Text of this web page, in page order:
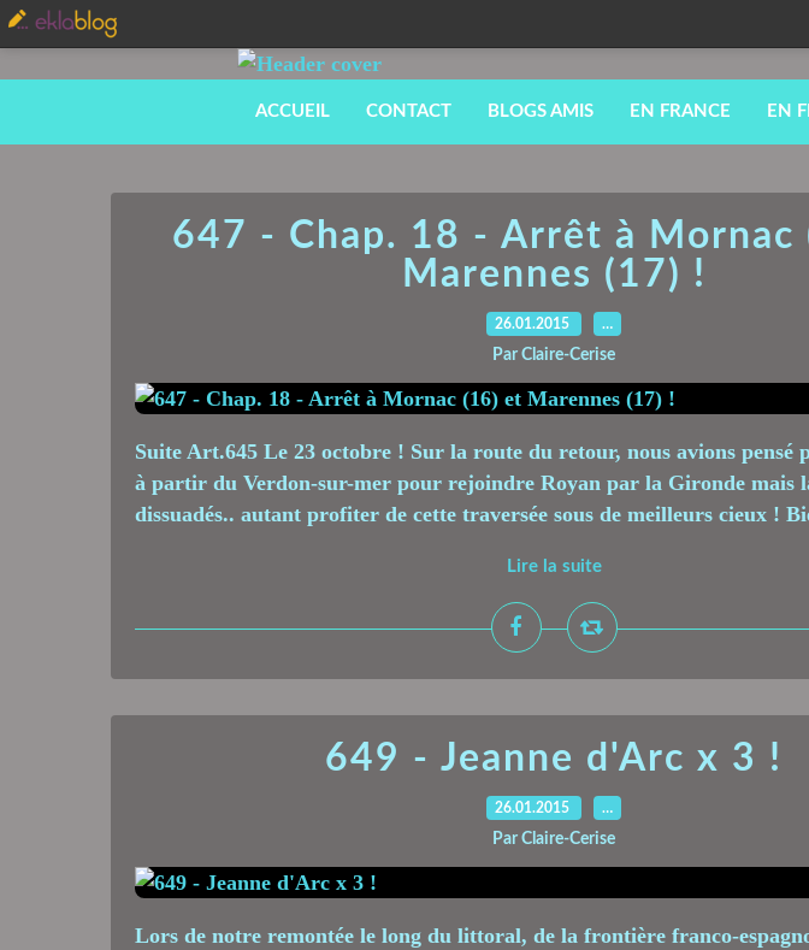
ACCUEIL CONTACT BLOGS AMIS EN FRANCE EN
647 - Chap. 18 - Arrêt à Mornac
Marennes (17) !
26.01.2015 …
Par Claire-Cerise
Suite Art.645 Le 23 octobre ! Sur la route du retour, nous avions pensé
à partir du Verdon-sur-mer pour rejoindre Royan par la Gironde mais
dissuadés.. autant profiter de cette traversée sous de meilleurs cieux !
Lire la suite
649 - Jeanne d'Arc x 3 !
26.01.2015 …
Par Claire-Cerise
Lors de notre remontée le long du littoral, de la frontière franco-